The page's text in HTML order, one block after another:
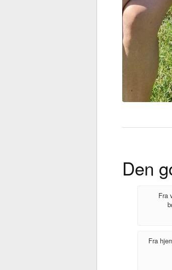
Den
Fra
Fra